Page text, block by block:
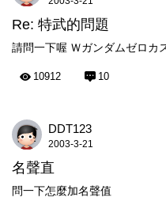
Re: 特武的問題
請問一下喔 Ｗガンダムゼロカ
10912 10
DDT123
2003-3-21
名聲直
問一下怎麼加名聲值